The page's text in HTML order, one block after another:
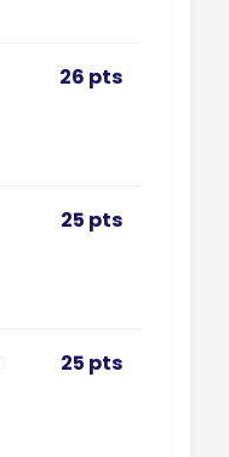
26 pts
25 pts
25 pts